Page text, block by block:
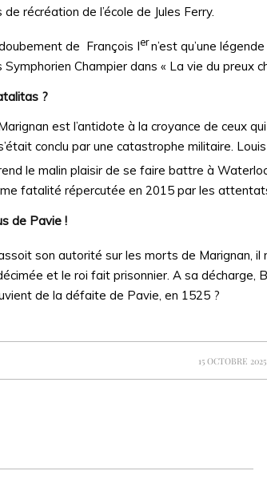
récréation de l’école de Jules Ferry.
de François Iern’est qu’une
Symphorien Champier dans « La vie du preux
?
est l’antidote à la croyance de ceux
conclu par une catastrophe militaire.
le malin plaisir de se faire battre à
fatalité répercutée en 2015 par les
de Pavie !
son autorité sur les morts de Marignan, il
et le roi fait prisonnier. A sa décharge,
de la défaite de Pavie, en 1525 ?
15 OCTOBRE 2025
/